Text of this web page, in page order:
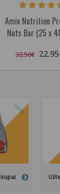
Amix Nutrition
Nuts Bar (25 x
32.50€